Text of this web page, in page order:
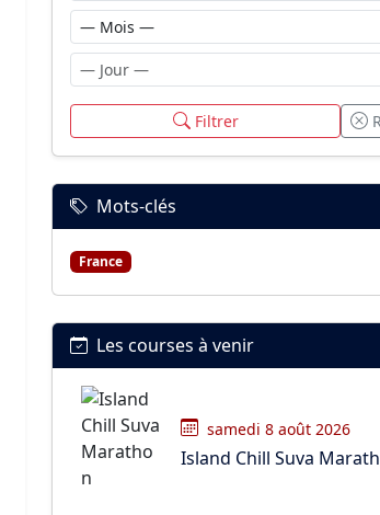
Filtrer
Mots-clés
France
Les courses à venir
samedi 8 août 2026
Island Chill Suva